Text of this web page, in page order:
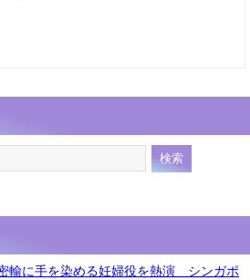
輸に手を染める妊婦役を熱演 シンガポ